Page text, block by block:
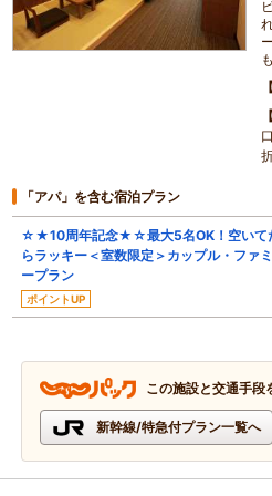
「アパ」を含む宿泊プラン
☆★10周年記念★☆最大5名OK！空いて
らラッキー＜室数限定＞カップル・ファ
ープラン
ポイントUP
この施設と交通手段
新幹線/特急付プラン一覧へ